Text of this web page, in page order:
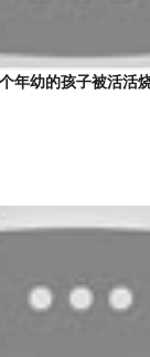
年幼的孩子被活活